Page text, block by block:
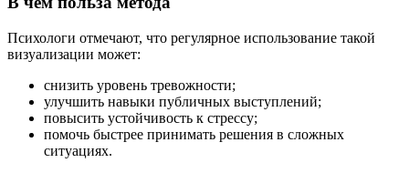
Психологи отмечают, что регулярное использование такой
визуализации может:
снизить уровень тревожности;
улучшить навыки публичных выступлений;
повысить устойчивость к стрессу;
помочь быстрее принимать решения в сложных
ситуациях.